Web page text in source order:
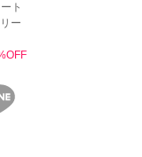
ト
ー